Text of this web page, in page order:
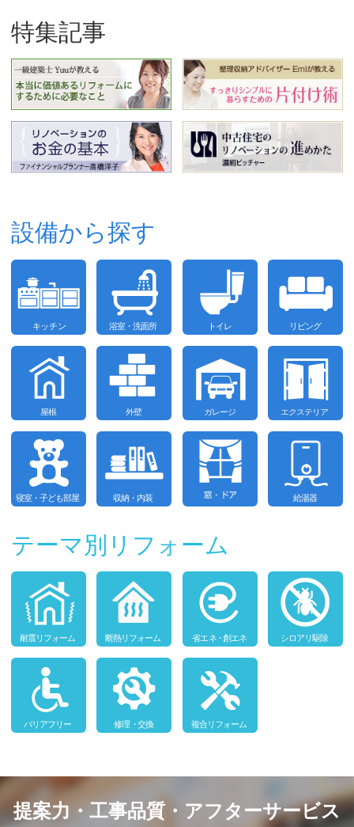
特集記事
設備から探す
テーマ別リフォーム
提案力・工事品質・アフターサービス